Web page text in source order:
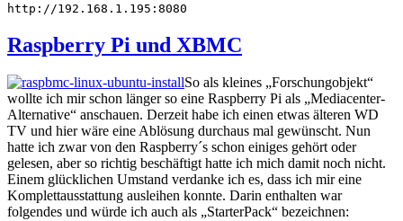
http://192.168.1.195:8080
Raspberry Pi und XBMC
So als kleines „Forschungobjekt“
wollte ich mir schon länger so eine Raspberry Pi als „Mediacenter-
Alternative“ anschauen. Derzeit habe ich einen etwas älteren WD
TV und hier wäre eine Ablösung durchaus mal gewünscht. Nun
hatte ich zwar von den Raspberry´s schon einiges gehört oder
gelesen, aber so richtig beschäftigt hatte ich mich damit noch nicht.
Einem glücklichen Umstand verdanke ich es, dass ich mir eine
Komplettausstattung ausleihen konnte. Darin enthalten war
folgendes und würde ich auch als „StarterPack“ bezeichnen: